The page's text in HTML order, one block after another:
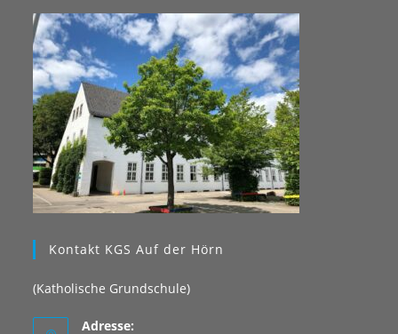
Kontakt KGS Auf der Hörn
(Katholische Grundschule)
Adresse: